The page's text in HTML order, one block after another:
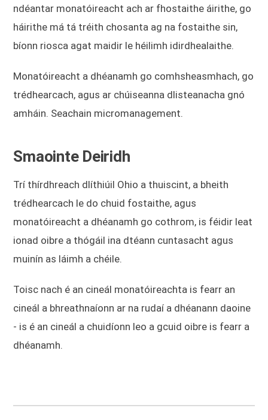
ndéantar monatóireacht ach ar fhostaithe áirithe, go
háirithe má tá tréith chosanta ag na fostaithe sin,
bíonn riosca agat maidir le héilimh idirdhealaithe.
Monatóireacht a dhéanamh go comhsheasmhach, go
trédhearcach, agus ar chúiseanna dlisteanacha gnó
amháin. Seachain micromanagement.
Smaointe Deiridh
Trí thírdhreach dlíthiúil Ohio a thuiscint, a bheith
trédhearcach le do chuid fostaithe, agus
monatóireacht a dhéanamh go cothrom, is féidir leat
ionad oibre a thógáil ina dtéann cuntasacht agus
muinín as láimh a chéile.
Toisc nach é an cineál monatóireachta is fearr an
cineál a bhreathnaíonn ar na rudaí a dhéanann daoine
- is é an cineál a chuidíonn leo a gcuid oibre is fearr a
dhéanamh.